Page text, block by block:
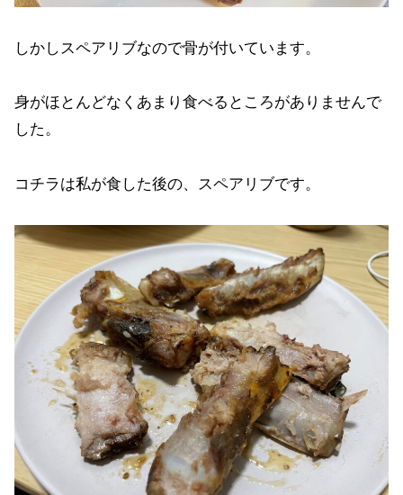
しかしスペアリブなので骨が付いています。
身がほとんどなくあまり食べるところがありませんで
した。
コチラは私が食した後の、スペアリブです。